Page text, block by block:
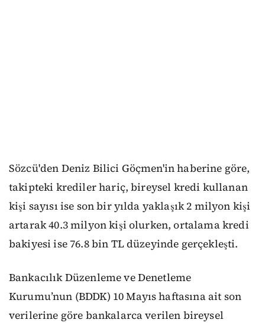
Sözcü'den Deniz Bilici Göçmen'in haberine göre,
takipteki krediler hariç, bireysel kredi kullanan
kişi sayısı ise son bir yılda yaklaşık 2 milyon kişi
artarak 40.3 milyon kişi olurken, ortalama kredi
bakiyesi ise 76.8 bin TL düzeyinde gerçekleşti.
Bankacılık Düzenleme ve Denetleme
Kurumu’nun (BDDK) 10 Mayıs haftasına ait son
verilerine göre bankalarca verilen bireysel